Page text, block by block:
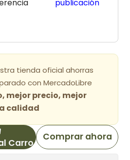
publicación
tienda oficial ahorras
con MercadoLibre
mejor precio, mejor
calidad
Carro
Comprar ahora